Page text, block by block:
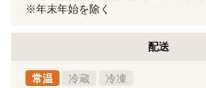
※年末年始を除く
配送
常温 冷蔵 冷凍